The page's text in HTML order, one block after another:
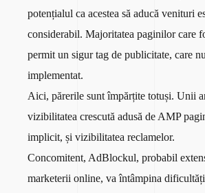
potențialul ca acestea să aducă venituri
considerabil. Majoritatea paginilor care
permit un sigur tag de publicitate, care
implementat.
Aici, părerile sunt împărțite totuși. Unii
vizibilitatea crescută adusă de AMP
implicit, și vizibilitatea reclamelor.
Concomitent, AdBlockul, probabil
marketerii online, va întâmpina